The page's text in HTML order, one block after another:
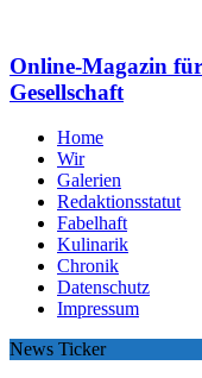
Online-Magazin
Gesellschaft
Home
Wir
Galerien
Redaktionsstatut
Fabelhaft
Kulinarik
Chronik
Datenschutz
Impressum
News Ticker